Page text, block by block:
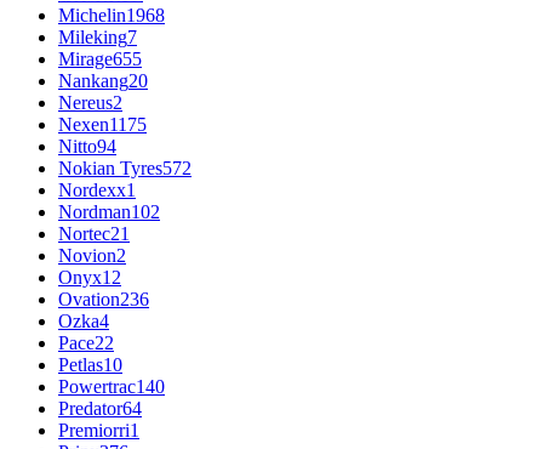
Michelin1968
Mileking7
Mirage655
Nankang20
Nereus2
Nexen1175
Nitto94
Nokian Tyres572
Nordexx1
Nordman102
Nortec21
Novion2
Onyx12
Ovation236
Ozka4
Pace22
Petlas10
Powertrac140
Predator64
Premiorri1